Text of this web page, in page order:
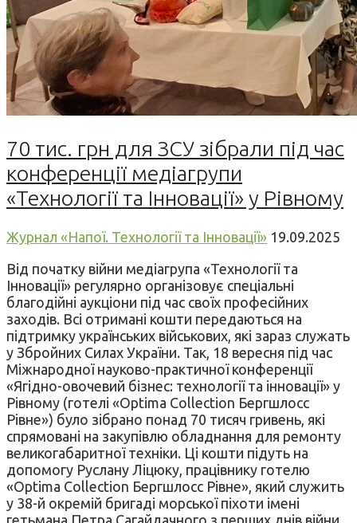
70 тис. грн для ЗСУ зібрали під час
конференції медіагрупи
«Технології та Інновації» у Рівному
Журнал «Напої. Технології та Інновації» 19.09.2025
Від початку війни медіагрупа «Технології та
Інновації» регулярно організовує спеціальні
благодійні аукціони під час своїх професійних
заходів. Всі отримані кошти передаються на
підтримку українських військових, які зараз служать
у Збройних Силах України. Так, 18 вересня під час
Міжнародної науково-практичної конференції
«Ягідно-овочевий бізнес: технології та інновації» у
Рівному (готелі «Optima Collection Бергшлосс
Рівне») було зібрано понад 70 тисяч гривень, які
спрямовані на закупівлю обладнання для ремонту
великогабаритної техніки. Ці кошти підуть на
допомогу Руслану Ліцюку, працівнику готелю
«Optima Collection Бергшлосс Рівне», який служить
у 38-й окремій бригаді морської піхоти імені
гетьмана Петра Сагайдачного з перших днів війни,